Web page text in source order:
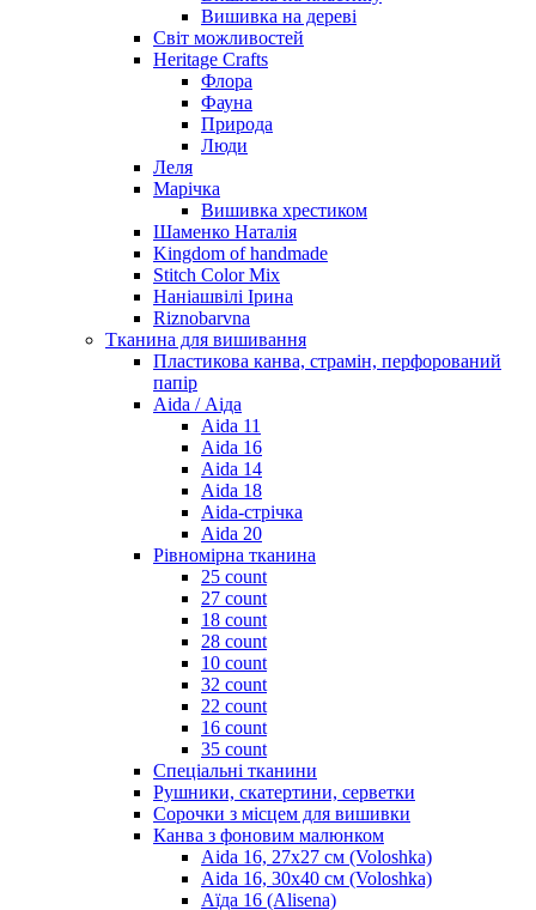
Вишивка на дереві
Світ можливостей
Heritage Crafts
Флора
Фауна
Природа
Люди
Леля
Марічка
Вишивка хрестиком
Шаменко Наталія
Kingdom of handmade
Stitch Color Mix
Наніашвілі Ірина
Riznobarvna
Тканина для вишивання
Пластикова канва, страмін, перфорований
папір
Aida / Аіда
Aida 11
Aida 16
Aida 14
Aida 18
Aida-стрічка
Aida 20
Рівномірна тканина
25 count
27 count
18 count
28 count
10 count
32 count
22 count
16 count
35 count
Спеціальні тканини
Рушники, скатертини, серветки
Сорочки з місцем для вишивки
Канва з фоновим малюнком
Aida 16, 27х27 см (Voloshka)
Aida 16, 30х40 см (Voloshka)
Аїда 16 (Alisena)